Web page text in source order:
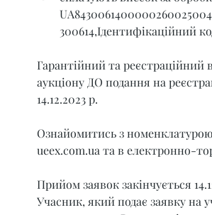
300614,Ідентифікаційний
Гарантійний та реєстраційний
аукціону ДО подання на
14.12.2023 р.
Ознайомитись з
ueex.com.ua та в електронно-
Прийом заявок закінчується
Учасник, який подає заявку на